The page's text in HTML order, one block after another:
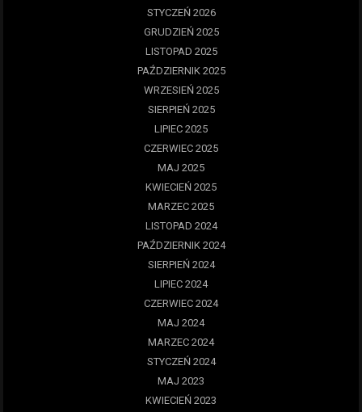
STYCZEŃ 2026
GRUDZIEŃ 2025
LISTOPAD 2025
PAŹDZIERNIK 2025
WRZESIEŃ 2025
SIERPIEŃ 2025
LIPIEC 2025
CZERWIEC 2025
MAJ 2025
KWIECIEŃ 2025
MARZEC 2025
LISTOPAD 2024
PAŹDZIERNIK 2024
SIERPIEŃ 2024
LIPIEC 2024
CZERWIEC 2024
MAJ 2024
MARZEC 2024
STYCZEŃ 2024
MAJ 2023
KWIECIEŃ 2023